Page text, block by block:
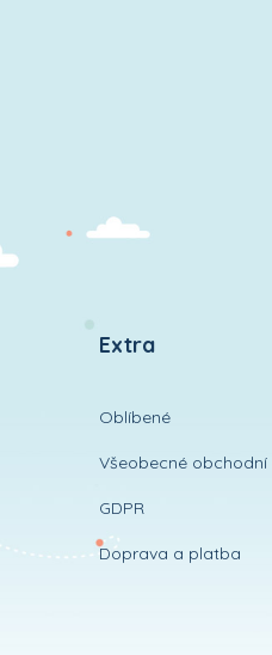
Extra
Oblíbené
Všeobecné
GDPR
Doprava a platba